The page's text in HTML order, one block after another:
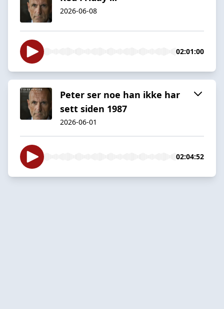
2026-06-08
02:01:00
Peter ser noe han ikke har
sett siden 1987
2026-06-01
02:04:52